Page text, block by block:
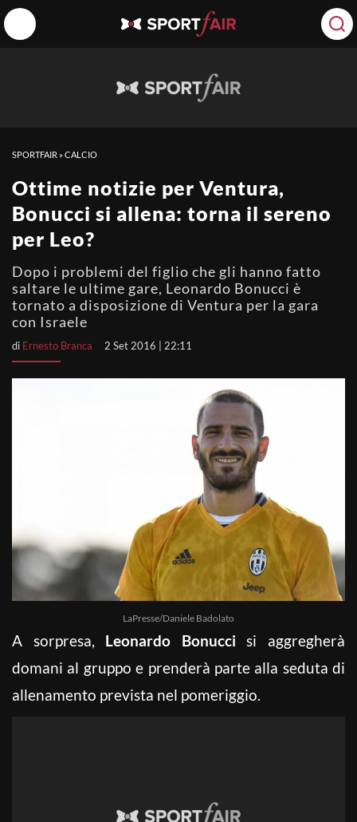
SPORTFAIR »CALCIO
Ottime notizie per Ventura,
Bonucci si allena: torna il sereno
per Leo?
Dopo i problemi del figlio che gli hanno fatto
saltare le ultime gare, Leonardo Bonucci è
tornato a disposizione di Ventura per la gara
con Israele
di Ernesto Branca 2 Set 2016 | 22:11
LaPresse/Daniele Badolato
A sorpresa, Leonardo Bonucci si aggregherà
domani al gruppo e prenderà parte alla seduta di
allenamento prevista nel pomeriggio.